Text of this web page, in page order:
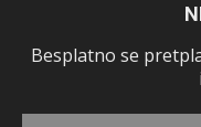
Besplatno se